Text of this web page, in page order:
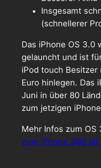
Insgesamt
(schnellerer
Das iPhone OS 3.0
gelauncht und ist
iPod touch Besitzer
Euro hinlegen. Das
Juni in über 80
zum jetzigen
Mehr Infos zum OS
zum iPhone 3GS